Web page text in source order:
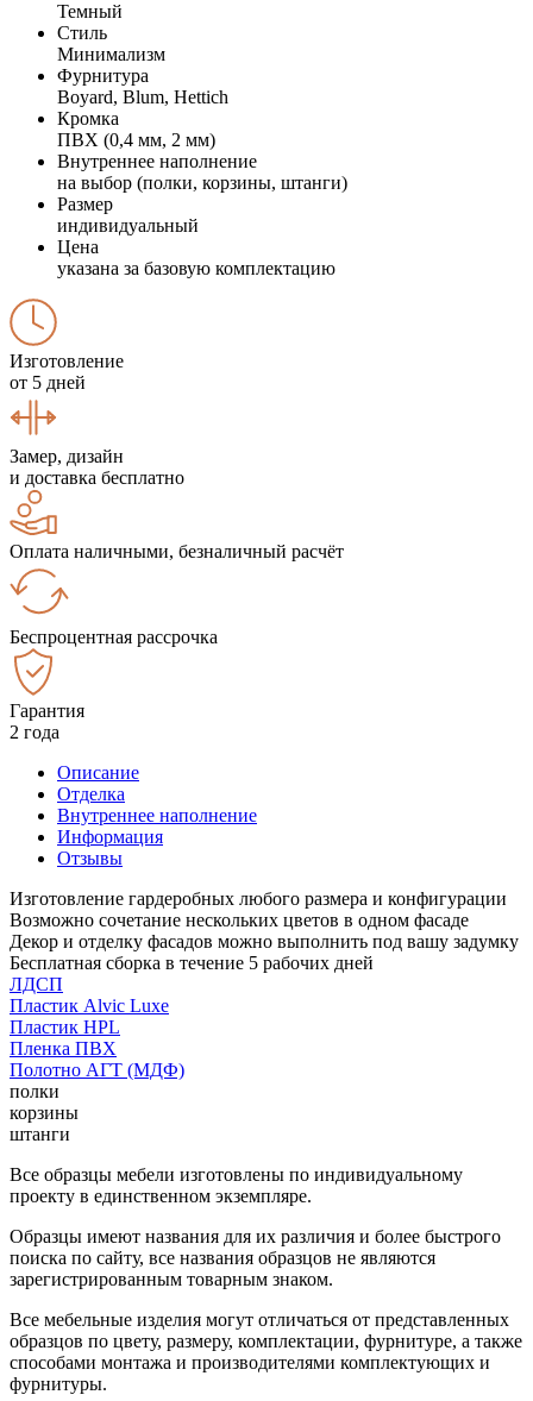
Темный
Стиль
Минимализм
Фурнитура
Boyard, Blum, Hettich
Кромка
ПВХ (0,4 мм, 2 мм)
Внутреннее наполнение
на выбор (полки, корзины, штанги)
Размер
индивидуальный
Цена
указана за базовую комплектацию
Изготовление
от 5 дней
Замер, дизайн
и доставка бесплатно
Оплата наличными, безналичный расчёт
Беспроцентная рассрочка
Гарантия
2 года
Описание
Отделка
Внутреннее наполнение
Информация
Отзывы
Изготовление гардеробных любого размера и конфигурации
Возможно сочетание нескольких цветов в одном фасаде
Декор и отделку фасадов можно выполнить под вашу задумку
Бесплатная сборка в течение 5 рабочих дней
ЛДСП
Пластик Alvic Luxe
Пластик HPL
Пленка ПВХ
Полотно АГТ (МДФ)
полки
корзины
штанги
Все образцы мебели изготовлены по индивидуальному
проекту в единственном экземпляре.
Образцы имеют названия для их различия и более быстрого
поиска по сайту, все названия образцов не являются
зарегистрированным товарным знаком.
Все мебельные изделия могут отличаться от представленных
образцов по цвету, размеру, комплектации, фурнитуре, а также
способами монтажа и производителями комплектующих и
фурнитуры.